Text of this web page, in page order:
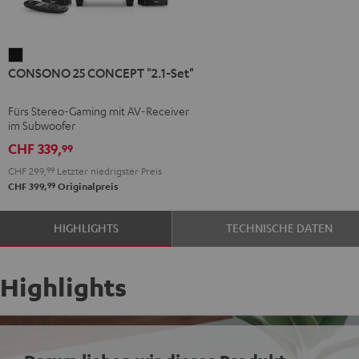
25
"2.1-
Set"
Schwarz
CONSONO 25 CONCEPT "2.1-Set"
Fürs Stereo-Gaming mit AV-Receiver
im Subwoofer
CHF 339,99
CHF 299, 99 Letzter niedrigster Preis
CHF 399,99 Originalpreis
HIGHLIGHTS TECHNISCHE DATEN
Highlights